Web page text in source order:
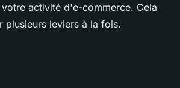
activité d'e-commerce. Cela
plusieurs leviers à la fois.